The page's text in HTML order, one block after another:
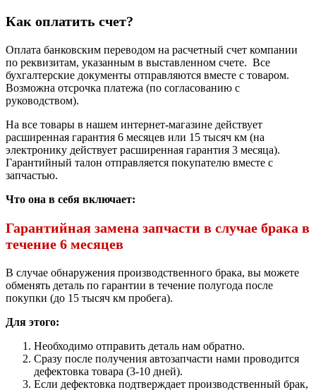
Как оплатить счет?
Оплата банковским переводом на расчетный счет компании
по реквизитам, указанным в выставленном счете. Все
бухгалтерские документы отправляются вместе с товаром.
Возможна отсрочка платежа (по согласованию с
руководством).
На все товары в нашем интернет-магазине действует
расширенная гарантия 6 месяцев или 15 тысяч км (на
электронику действует расширенная гарантия 3 месяца).
Гарантийный талон отправляется покупателю вместе с
запчастью.
Что она в себя включает:
Гарантийная замена запчасти в случае брака в
течение 6 месяцев
В случае обнаружения производственного брака, вы можете
обменять деталь по гарантии в течение полугода после
покупки (до 15 тысяч км пробега).
Для этого:
Необходимо отправить деталь нам обратно.
Сразу после получения автозапчасти нами проводится
дефектовка товара (3-10 дней).
Если дефектовка подтверждает производственный брак,